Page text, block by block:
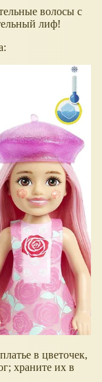
волосы с
лиф!
в цветочек,
храните их в